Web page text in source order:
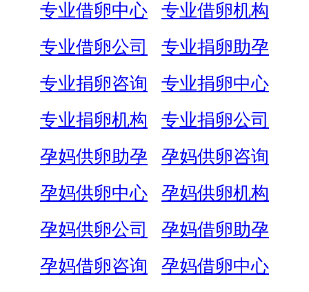
专业借卵中心
专业借卵机构
专业借卵公司
专业捐卵助孕
专业捐卵咨询
专业捐卵中心
专业捐卵机构
专业捐卵公司
孕妈供卵助孕
孕妈供卵咨询
孕妈供卵中心
孕妈供卵机构
孕妈供卵公司
孕妈借卵助孕
孕妈借卵咨询
孕妈借卵中心